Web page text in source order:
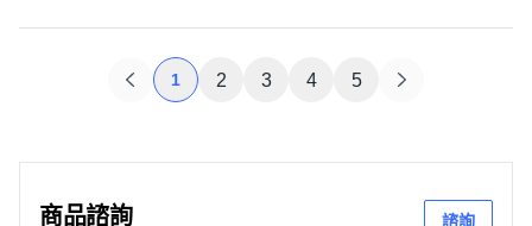
1 2 3 4 5
商品諮詢 諮詢